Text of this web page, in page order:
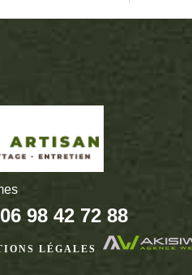
06 98 42 72 88
LÉGALES